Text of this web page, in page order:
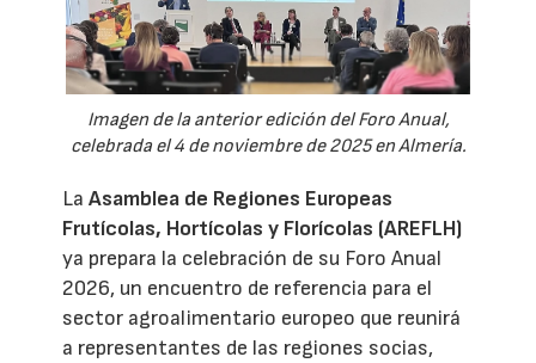
Imagen de la anterior edición del Foro Anual,
celebrada el 4 de noviembre de 2025 en Almería.
LaAsamblea de Regiones Europeas
Frutícolas, Hortícolas y Florícolas (AREFLH)
ya prepara la celebración de su Foro Anual
2026, un encuentro de referencia para el
sector agroalimentario europeo que reunirá
a representantes de las regiones socias,